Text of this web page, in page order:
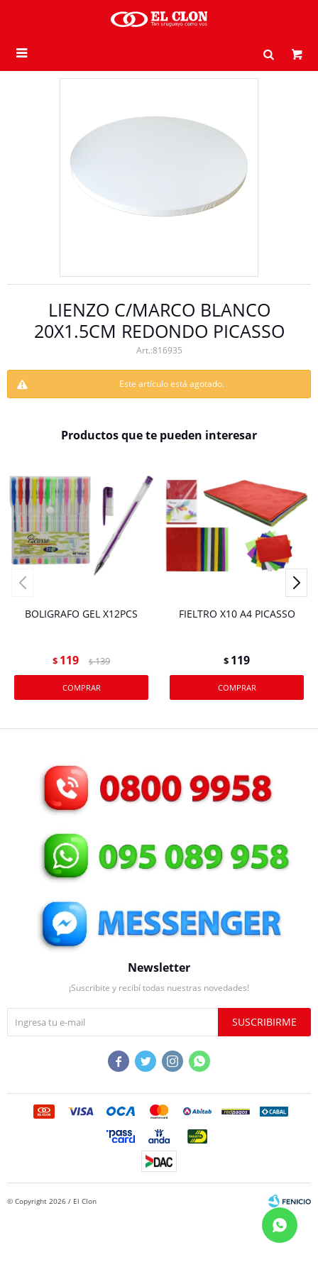

LIENZO C/MARCO BLANCO
20X1.5CM REDONDO PICASSO
816935
Este artículo está agotado.
Productos que te pueden interesar
BOLIGRAFO GEL X12PCS
$ 119 $ 139
FIELTRO X10 A4 PICASSO
$ 119
Newsletter
¡Suscribite y recibí todas nuestras novedades!
SUSCRIBIRME
   
© Copyright 2026 / El Clon